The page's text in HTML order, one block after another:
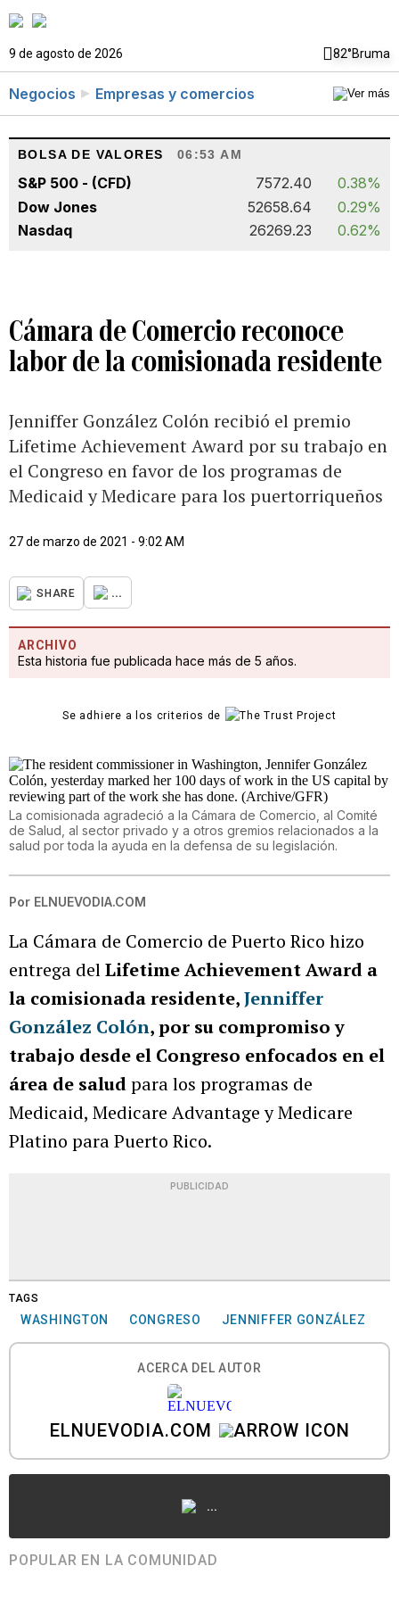
9 de agosto de 2026 82°Bruma
Negocios Empresas y comercios
BOLSA DE VALORES 06:53 AM
S&P 500 - (CFD) 7572.40
0.38%
Dow Jones
52658.64
0.29%
Nasdaq
26269.23 0.62%
Cámara de Comercio reconoce
labor de la comisionada residente
Jenniffer González Colón recibió el premio
Lifetime Achievement Award por su trabajo en
el Congreso en favor de los programas de
Medicaid y Medicare para los puertorriqueños
27 de marzo de 2021 - 9:02 AM
SHARE ...
ARCHIVO
Esta historia fue publicada hace más de 5 años.
Se adhiere a los criterios de
La comisionada agradeció a la Cámara de Comercio, al Comité
de Salud, al sector privado y a otros gremios relacionados a la
salud por toda la ayuda en la defensa de su legislación.
Por ELNUEVODIA.COM
La Cámara de Comercio de Puerto Rico hizo
entrega delLifetime Achievement Award a
la comisionada residente,Jenniffer
González Colón, por su compromiso y
trabajo desde el Congreso enfocados en el
área de saludpara los programas de
Medicaid, Medicare Advantage y Medicare
Platino para Puerto Rico.
PUBLICIDAD
TAGS
WASHINGTON CONGRESO JENNIFFER GONZÁLEZ
ACERCA DEL AUTOR
ELNUEVODIA.COM
...
POPULAR EN LA COMUNIDAD